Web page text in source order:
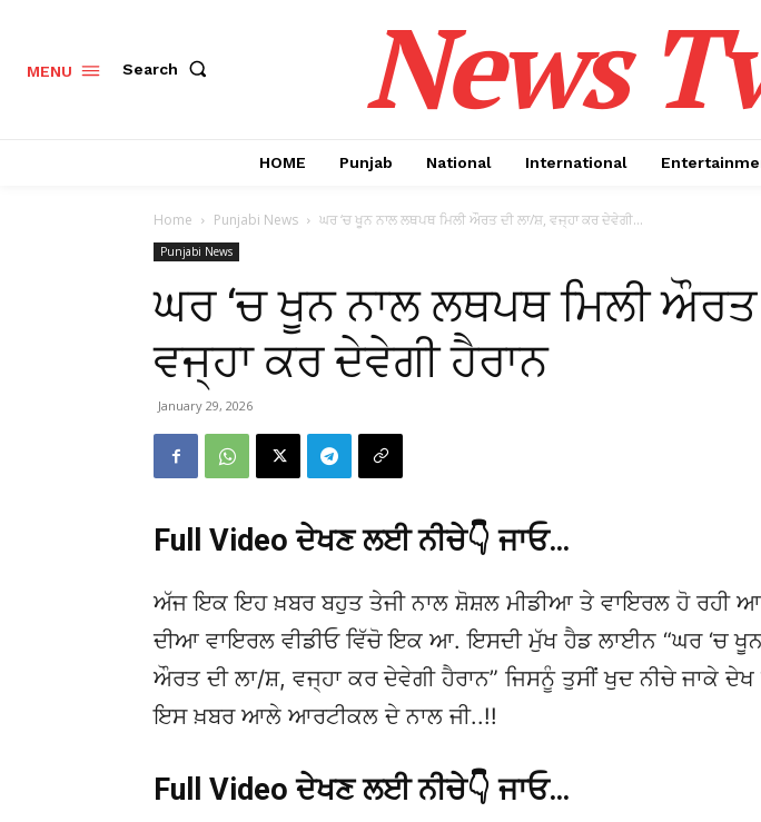
MENU Search News
HOME Punjab National International
Home Punjabi News ਘਰ ‘ਚ ਖੂਨ ਨਾਲ ਲਥਪਥ ਮਿਲੀ ਔਰਤ ਦੀ ਲਾ/ਸ਼, ਵਜ੍ਹਾ ਕਰ ਦੇਵੇਗੀ...
Punjabi News
ਘਰ ‘ਚ ਖੂਨ ਨਾਲ ਲਥਪਥ ਮਿਲੀ ਔਰਤ
ਵਜ੍ਹਾ ਕਰ ਦੇਵੇਗੀ ਹੈਰਾਨ
January 29, 2026
Full Video ਦੇਖਣ ਲਈ ਨੀਚੇ👇 ਜਾਓ…
ਅੱਜ ਇਕ ਇਹ ਖ਼ਬਰ ਬਹੁਤ ਤੇਜੀ ਨਾਲ ਸ਼ੋਸ਼ਲ ਮੀਡੀਆ ਤੇ ਵਾਇਰਲ ਹੋ ਰਹੀ
ਦੀਆ ਵਾਇਰਲ ਵੀਡੀਓ ਵਿੱਚੋ ਇਕ ਆ. ਇਸਦੀ ਮੁੱਖ ਹੈਡ ਲਾਈਨ “ਘਰ ‘ਚ
ਔਰਤ ਦੀ ਲਾ/ਸ਼, ਵਜ੍ਹਾ ਕਰ ਦੇਵੇਗੀ ਹੈਰਾਨ” ਜਿਸਨੂੰ ਤੁਸੀਂ ਖੁਦ ਨੀਚੇ ਜਾਕੇ
ਇਸ ਖ਼ਬਰ ਆਲੇ ਆਰਟੀਕਲ ਦੇ ਨਾਲ ਜੀ..!!
Full Video ਦੇਖਣ ਲਈ ਨੀਚੇ👇 ਜਾਓ…